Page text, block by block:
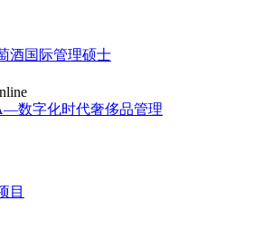
酒国际管理硕士
数字化时代奢侈品管理
目